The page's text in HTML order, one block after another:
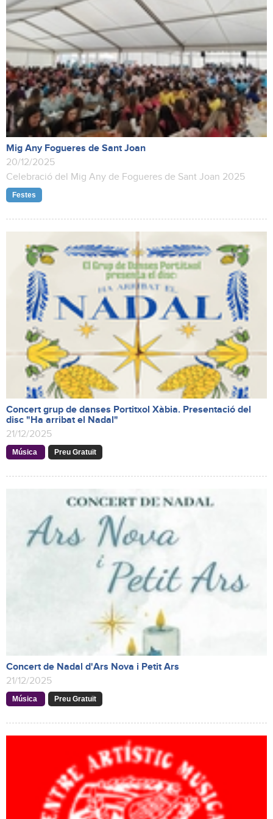
Mig Any Fogueres de Sant Joan
20/12/2025
Celebració del Mig Any de Fogueres de Sant Joan 2025
Festes
Concert grup de danses Portitxol Xàbia. Presentació del
disc "Ha arribat el Nadal"
21/12/2025
Música Preu Gratuït
Concert de Nadal d'Ars Nova i Petit Ars
21/12/2025
Música Preu Gratuït